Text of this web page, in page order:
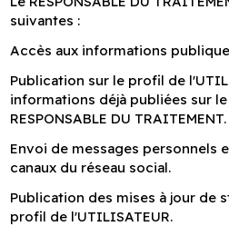
suivantes :
Accès aux informations
Publication sur le profil de
informations déjà publiées sur
RESPONSABLE DU TRAITEMENT.
Envoi de messages personnels
canaux du réseau social.
Publication des mises à jour de
profil de l'UTILISATEUR.